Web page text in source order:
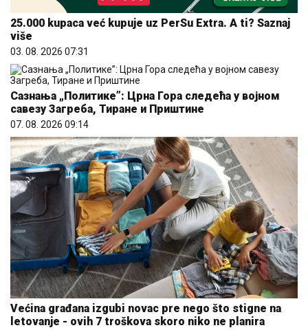
25.000 kupaca već kupuje uz PerSu Extra. A ti? Saznaj
više
03. 08. 2026 07:31
Сазнања „Политике”: Црна Гора следећа у војном
савезу Загреба, Тиране и Приштине
07. 08. 2026 09:14
Većina građana izgubi novac pre nego što stigne na
letovanje - ovih 7 troškova skoro niko ne planira